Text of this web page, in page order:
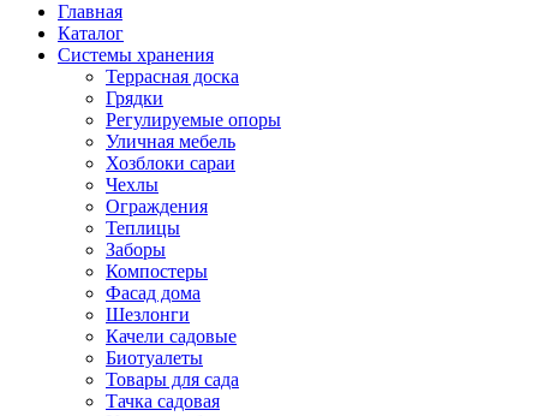
Главная
Каталог
Системы хранения
Террасная доска
Грядки
Регулируемые опоры
Уличная мебель
Хозблоки сараи
Чехлы
Ограждения
Теплицы
Заборы
Компостеры
Фасад дома
Шезлонги
Качели садовые
Биотуалеты
Товары для сада
Тачка садовая